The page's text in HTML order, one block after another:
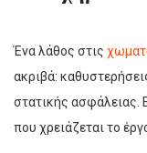
Ένα λάθος στις
ακριβά:
στατικής ασφάλειας.
που χρειάζεται το